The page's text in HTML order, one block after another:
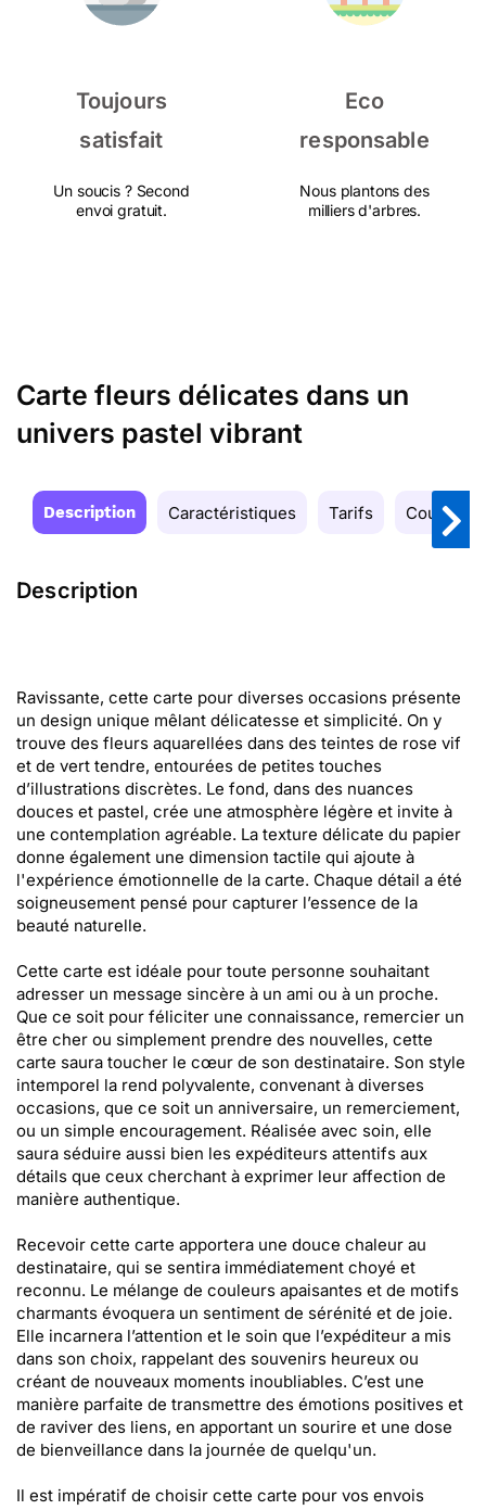
Toujours
satisfait
Un soucis ? Second
envoi gratuit.
Eco
responsable
Nous plantons des
milliers d'arbres.
Carte fleurs délicates dans un
univers pastel vibrant
Description Caractéristiques Tarifs Couleurs
Description
Ravissante, cette carte pour diverses occasions présente
un design unique mêlant délicatesse et simplicité. On y
trouve des fleurs aquarellées dans des teintes de rose vif
et de vert tendre, entourées de petites touches
d’illustrations discrètes. Le fond, dans des nuances
douces et pastel, crée une atmosphère légère et invite à
une contemplation agréable. La texture délicate du papier
donne également une dimension tactile qui ajoute à
l'expérience émotionnelle de la carte. Chaque détail a été
soigneusement pensé pour capturer l’essence de la
beauté naturelle.
Cette carte est idéale pour toute personne souhaitant
adresser un message sincère à un ami ou à un proche.
Que ce soit pour féliciter une connaissance, remercier un
être cher ou simplement prendre des nouvelles, cette
carte saura toucher le cœur de son destinataire. Son style
intemporel la rend polyvalente, convenant à diverses
occasions, que ce soit un anniversaire, un remerciement,
ou un simple encouragement. Réalisée avec soin, elle
saura séduire aussi bien les expéditeurs attentifs aux
détails que ceux cherchant à exprimer leur affection de
manière authentique.
Recevoir cette carte apportera une douce chaleur au
destinataire, qui se sentira immédiatement choyé et
reconnu. Le mélange de couleurs apaisantes et de motifs
charmants évoquera un sentiment de sérénité et de joie.
Elle incarnera l’attention et le soin que l’expéditeur a mis
dans son choix, rappelant des souvenirs heureux ou
créant de nouveaux moments inoubliables. C’est une
manière parfaite de transmettre des émotions positives et
de raviver des liens, en apportant un sourire et une dose
de bienveillance dans la journée de quelqu'un.
Il est impératif de choisir cette carte pour vos envois